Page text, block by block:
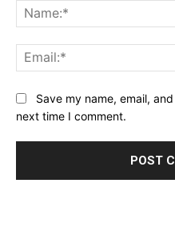
Website:Save my name, email,
next time I comment.